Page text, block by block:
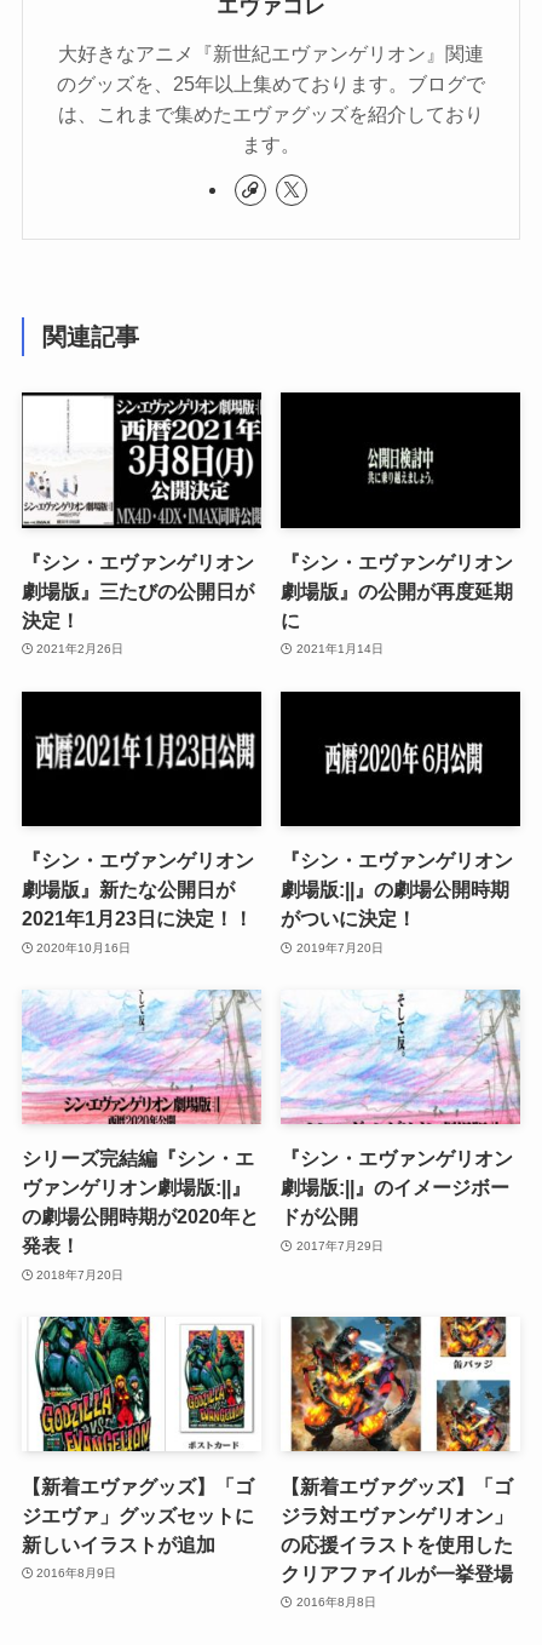
エヴァコレ
大好きなアニメ『新世紀エヴァンゲリオン』関連
のグッズを、25年以上集めております。ブログで
は、これまで集めたエヴァグッズを紹介しており
ます。
関連記事
『シン・エヴァンゲリオン
劇場版』三たびの公開日が
決定！
2021年2月26日
『シン・エヴァンゲリオン
劇場版』の公開が再度延期
に
2021年1月14日
『シン・エヴァンゲリオン
劇場版』新たな公開日が
2021年1月23日に決定！！
2020年10月16日
『シン・エヴァンゲリオン
劇場版:||』の劇場公開時期
がついに決定！
2019年7月20日
シリーズ完結編『シン・エ
ヴァンゲリオン劇場版:||』
の劇場公開時期が2020年と
発表！
2018年7月20日
『シン・エヴァンゲリオン
劇場版:||』のイメージボー
ドが公開
2017年7月29日
【新着エヴァグッズ】「ゴ
ジエヴァ」グッズセットに
新しいイラストが追加
2016年8月9日
【新着エヴァグッズ】「ゴ
ジラ対エヴァンゲリオン」
の応援イラストを使用した
クリアファイルが一挙登場
2016年8月8日